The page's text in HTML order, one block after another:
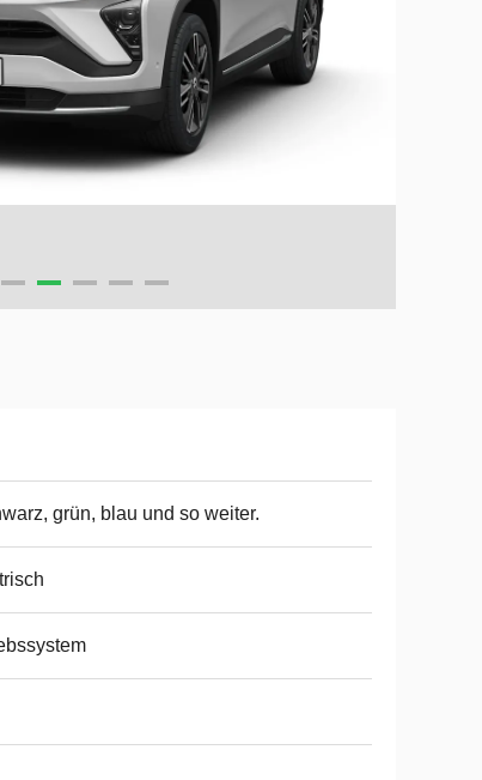
grün, blau und so weiter.